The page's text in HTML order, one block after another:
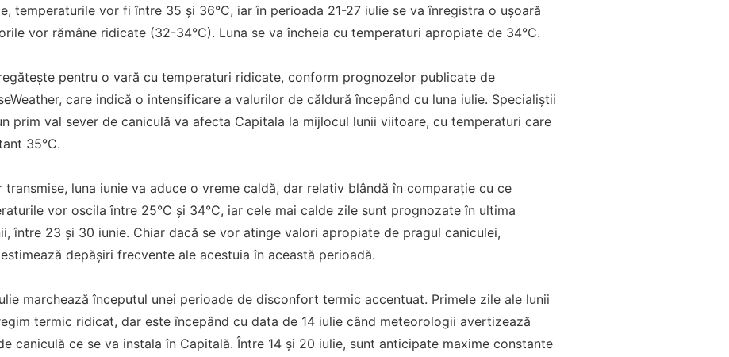
temperaturile vor fi între 35 și 36°C, iar în perioada 21-27 iulie se va înregistra o ușoară
vor rămâne ridicate (32-34°C). Luna se va încheia cu temperaturi apropiate de 34°C.
pentru o vară cu temperaturi ridicate, conform prognozelor publicate de
care indică o intensificare a valurilor de căldură începând cu luna iulie. Specialiștii
prim val sever de caniculă va afecta Capitala la mijlocul lunii viitoare, cu temperaturi care
35°C.
luna iunie va aduce o vreme caldă, dar relativ blândă în comparație cu ce
vor oscila între 25°C și 34°C, iar cele mai calde zile sunt prognozate în ultima
între 23 și 30 iunie. Chiar dacă se vor atinge valori apropiate de pragul caniculei,
depășiri frecvente ale acestuia în această perioadă.
marchează începutul unei perioade de disconfort termic accentuat. Primele zile ale lunii
termic ridicat, dar este începând cu data de 14 iulie când meteorologii avertizează
caniculă ce se va instala în Capitală. Între 14 și 20 iulie, sunt anticipate maxime constante